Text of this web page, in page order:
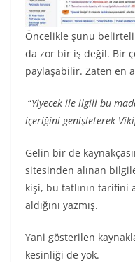
Öncelikle şunu
da zor bir iş değil. Bir
paylaşabilir. Zaten en
“Yiyecek ile ilgili bu
içeriğini genişleterek
Gelin bir de
sitesinden alınan
kişi, bu tatlının tarifini
aldığını yazmış.
Yani gösterilen
kesinliği de yok.